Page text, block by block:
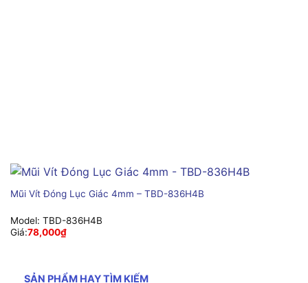
Mũi Vít Đóng Lục Giác 4mm – TBD-836H4B
Model: TBD-836H4B
Giá:78,000₫
SẢN PHẨM HAY TÌM KIẾM